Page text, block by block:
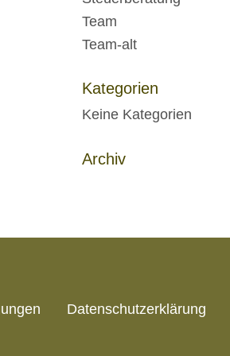
Team
Team-alt
Kategorien
Keine Kategorien
Archiv
Datenschutzerklärung